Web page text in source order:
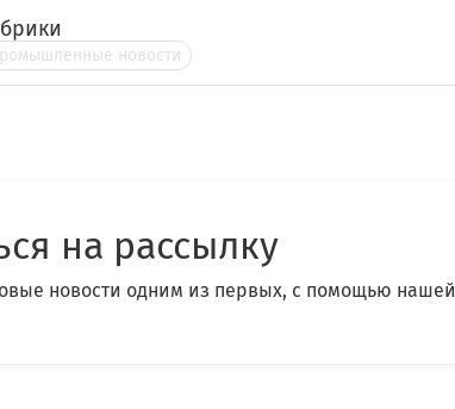
новости
на рассылку
новости одним из первых, с помощью нашей